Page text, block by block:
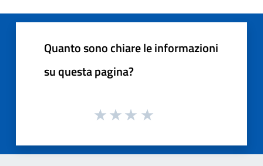
Quanto sono chiare le informazioni
su questa pagina?